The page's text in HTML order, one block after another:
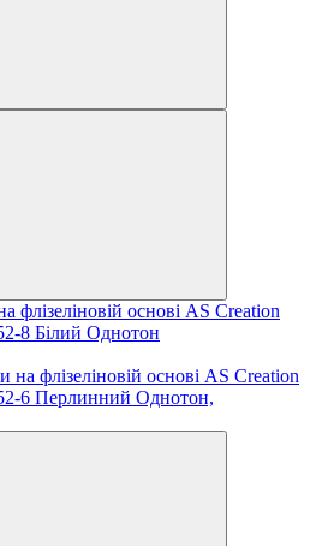
флізеліновій основі AS Creation
8 Білий Однотон